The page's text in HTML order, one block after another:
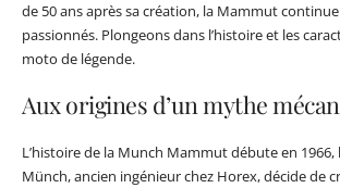
de 50 ans après sa création, la Mammut
passionnés. Plongeons dans l’histoire et les
moto de légende.
Aux origines d’un mythe
L’histoire de la Munch Mammut débute en
Münch, ancien ingénieur chez Horex, décide de